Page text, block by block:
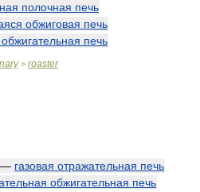
полочная печь
обжиговая печь
обжигательная печь
> roaster
— газовая отражательная печь
обжигательная печь